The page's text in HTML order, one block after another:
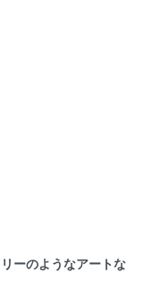
ーのようなアートな